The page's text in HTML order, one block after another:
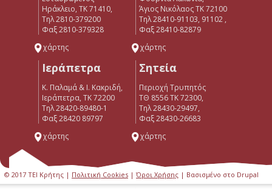
Ηράκλειο, ΤΚ 71410,
Τηλ 2810-379200
Φαξ 2810-379328
χάρτης
Άγιος Νικόλαος ΤΚ 72100
Τηλ 28410-91103, 91102 ,
Φαξ 28410-82879
χάρτης
Ιεράπετρα
Κ. Παλαμά & Ι. Κακριδή,
Ιεράπετρα, ΤΚ 72200
Tηλ 28420-89480-1
Φαξ 28420 89797
χάρτης
Σητεία
Περιοχή Τρυπητός
ΤΘ 8556 ΤΚ 72300,
Τηλ 28430-29497,
Φαξ 28430-26683
χάρτης
© 2017 ΤΕΙ Κρήτης | Πολιτική Cookies | Όροι Χρήσης | Βασισμένο στο Drupal